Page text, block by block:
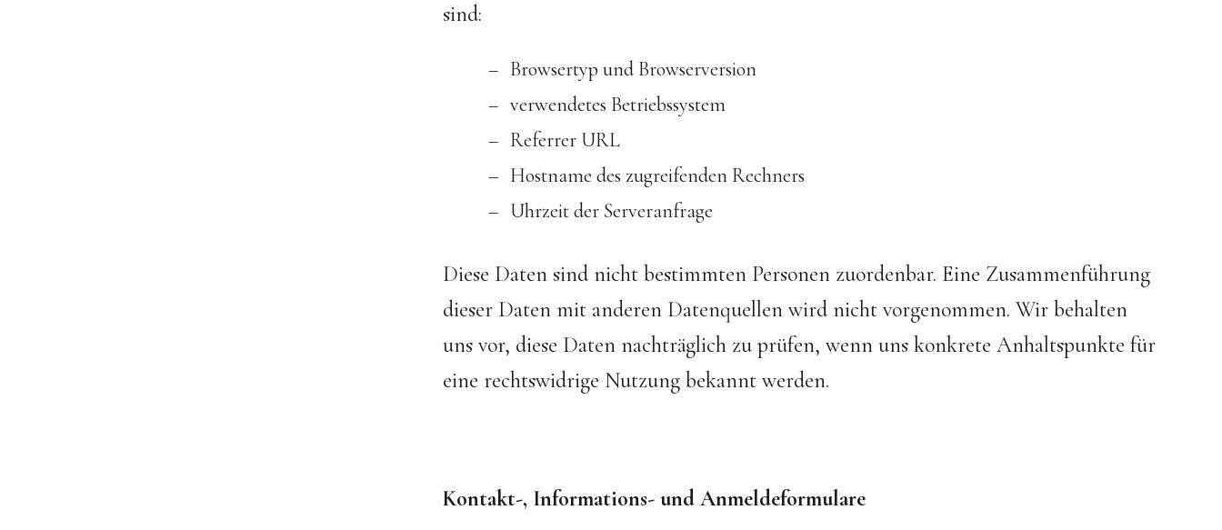
sind:
Browsertyp und Browserversion
verwendetes Betriebssystem
Referrer URL
Hostname des zugreifenden Rechners
Uhrzeit der Serveranfrage
Diese Daten sind nicht bestimmten Personen zuordenbar. Eine Zusammenführung
dieser Daten mit anderen Datenquellen wird nicht vorgenommen. Wir behalten
uns vor, diese Daten nachträglich zu prüfen, wenn uns konkrete Anhaltspunkte für
eine rechtswidrige Nutzung bekannt werden.
Kontakt-, Informations- und Anmeldeformulare